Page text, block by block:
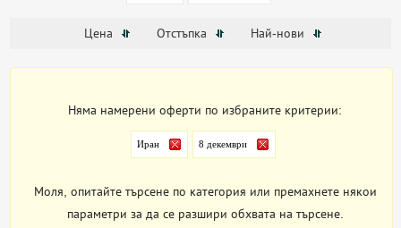
Цена Отстъпка Най-нови
Няма намерени оферти по избраните критерии:
Иран 8 декември
Моля, опитайте търсене по категория или премахнете някои
параметри за да се разшири обхвата на търсене.